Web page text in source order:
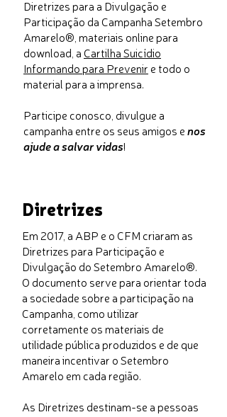
Diretrizes para a Divulgação e
Participação da Campanha Setembro
Amarelo®, materiais online para
download, aCartilha Suicídio
Informando para Prevenir e todo o
material para a imprensa.
Participe conosco, divulgue a
campanha entre os seus amigos enos
ajude a salvar vidas!
Diretrizes
Em 2017, a ABP e o CFM criaram as
Diretrizes para Participação e
Divulgação do Setembro Amarelo®.
O documento serve para orientar toda
a sociedade sobre a participação na
Campanha, como utilizar
corretamente os materiais de
utilidade pública produzidos e de que
maneira incentivar o Setembro
Amarelo em cada região.
As Diretrizes destinam-se a pessoas